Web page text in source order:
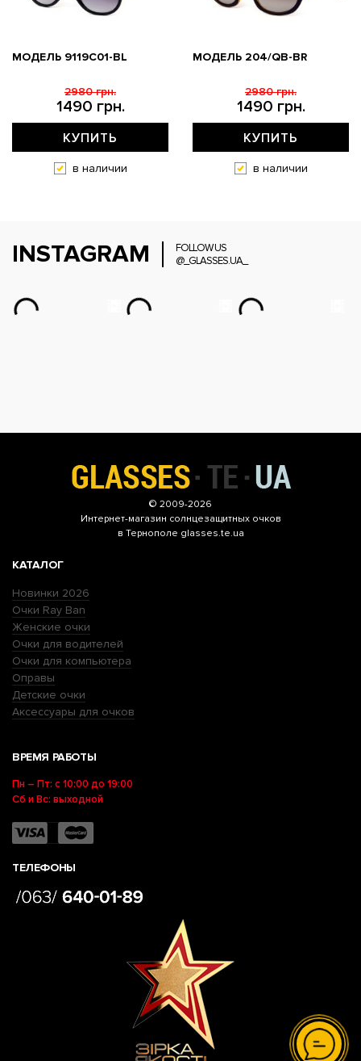
МОДЕЛЬ 9119С01-BL
1490 грн.
2980 грн.
КУПИТЬ
в наличии
МОДЕЛЬ 204/QB-BR
1490 грн.
2980 грн.
КУПИТЬ
в наличии
INSTAGRAM
FOLLOW US
@_GLASSES.UA_
© 2009-2026
Интернет-магазин солнцезащитных очков
в Тернополе glasses.te.ua
КАТАЛОГ
Новинки 2026
Очки Ray Ban
Женские очки
Очки для водителей
Очки для компьютера
Оправы
Детские очки
Аксессуары для очков
ВРЕМЯ РАБОТЫ
Пн – Пт: с 10:00 до 19:00
Сб и Вс: выходной
ТЕЛЕФОНЫ